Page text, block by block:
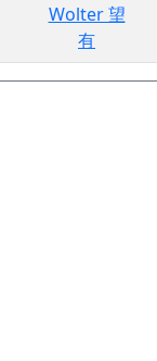
Wolter 望
有